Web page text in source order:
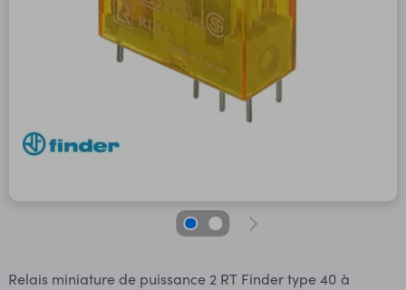
Relais miniature de puissance 2 RT Finder type 40 à